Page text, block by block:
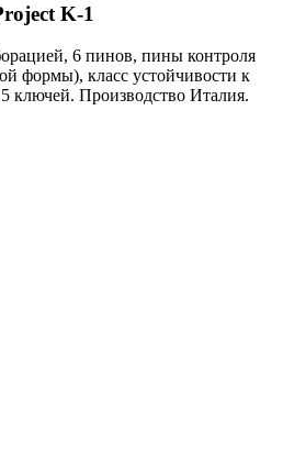
K-1
6 пинов, пины контроля
формы), класс устойчивости к
ключей. Производство Италия.